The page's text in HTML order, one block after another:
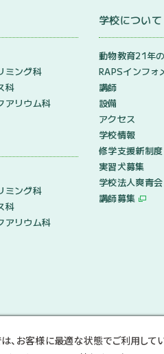
ミング科
科
アリウム科
ミング科
科
アリウム科
学校について
動物教育21年
RAPSインフォ
講師
設備
アクセス
学校情報
修学支援新制度
実習犬募集
学校法人爽青会
講師募集
、お客様に最適な状態でご利用して